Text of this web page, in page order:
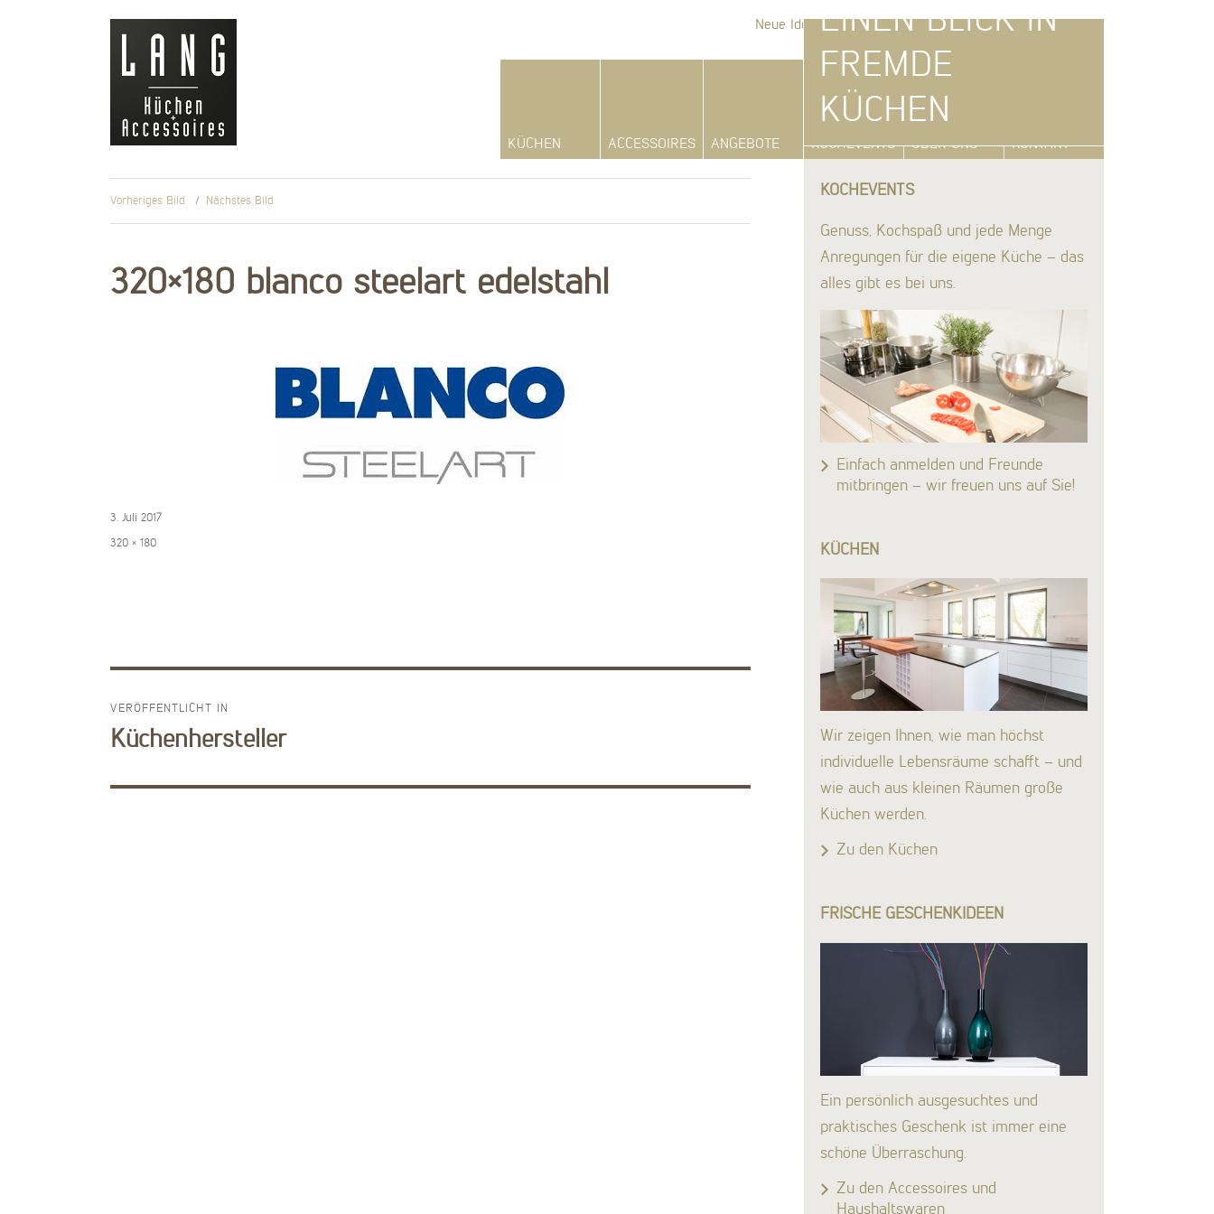
LANG
Küchen &
Accessoires
Neue Ideen für das Einrichten von Küche und Lebensraum
KÜCHEN ACCESSOIRES ANGEBOTE KOCHEVENTS ÜBER UNS KONTAKT
Vorheriges Bild Nächstes Bild
320×180 blanco steelart edelstahl
Veröffentlicht
am
3. Juli 2017
Volle
320 × 180
Beitragsnavigation
VERÖFFENTLICHT IN
Küchenhersteller
KOCHEVENTS
Genuss, Kochspaß und jede Menge
Anregungen für die eigene Küche – das
alles gibt es bei uns.
Einfach anmelden und Freunde
mitbringen – wir freuen uns auf Sie!
KÜCHEN
Wir zeigen Ihnen, wie man höchst
individuelle Lebensräume schafft – und
wie auch aus kleinen Räumen große
Küchen werden.
Zu den Küchen
FRISCHE GESCHENKIDEEN
Ein persönlich ausgesuchtes und
praktisches Geschenk ist immer eine
schöne Überraschung.
Zu den Accessoires und
Haushaltswaren